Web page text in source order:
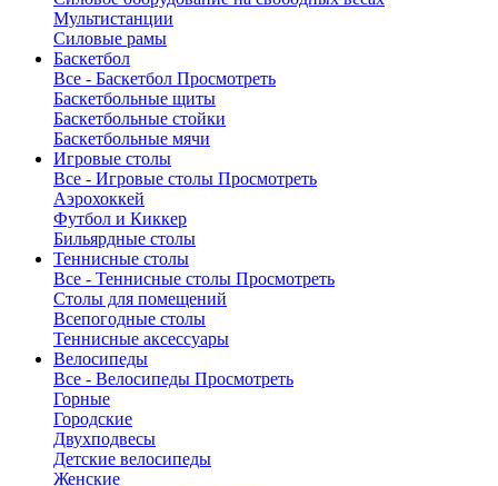
Мультистанции
Силовые рамы
Баскетбол
Все - Баскетбол Просмотреть
Баскетбольные щиты
Баскетбольные стойки
Баскетбольные мячи
Игровые столы
Все - Игровые столы Просмотреть
Аэрохоккей
Футбол и Киккер
Бильярдные столы
Теннисные столы
Все - Теннисные столы Просмотреть
Столы для помещений
Всепогодные столы
Теннисные аксессуары
Велосипеды
Все - Велосипеды Просмотреть
Горные
Городские
Двухподвесы
Детские велосипеды
Женские